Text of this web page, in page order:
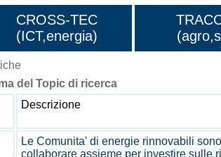
CROSS-TEC
(ICT,energia)
del Topic di ricerca
Descrizione
Le Comunita' di energie rinnovabili
collaborare assieme per investire sulle